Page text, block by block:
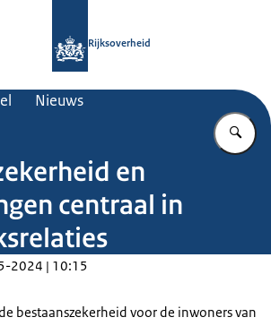
Rijksoverheid
Nieuws
en
centraal in
2024 | 10:15
bestaanszekerheid voor de inwoners van